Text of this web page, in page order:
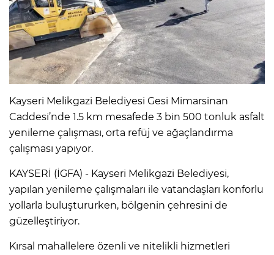
Kayseri Melikgazi Belediyesi Gesi Mimarsinan
Caddesi’nde 1.5 km mesafede 3 bin 500 tonluk asfalt
yenileme çalışması, orta refüj ve ağaçlandırma
çalışması yapıyor.
KAYSERİ (İGFA) - Kayseri Melikgazi Belediyesi,
yapılan yenileme çalışmaları ile vatandaşları konforlu
yollarla buluştururken, bölgenin çehresini de
güzelleştiriyor.
Kırsal mahallelere özenli ve nitelikli hizmetleri